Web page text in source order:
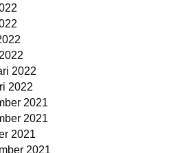
2022
2022
2021
2021
2021
2021